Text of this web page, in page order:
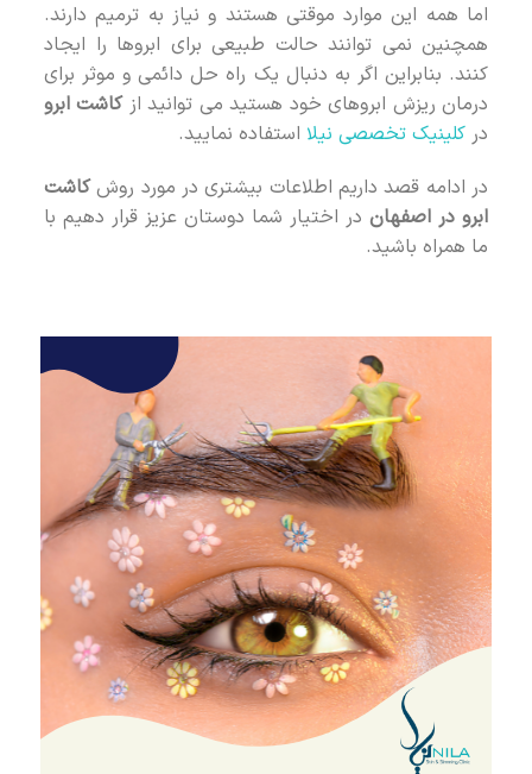
اما همه این موارد موقتی هستند و نیاز به ترمیم دارند.
همچنین نمی‌ توانند حالت طبیعی برای ابروها را ایجاد
کنند. بنابراین اگر به دنبال یک راه حل دائمی و موثر برای
درمان ریزش ابروهای خود هستید می توانید ازکاشت ابرو
در کلینیک تخصصی نیلا استفاده نمایید.
در ادامه قصد داریم اطلاعات بیشتری در مورد روشکاشت
ابرو در اصفهان در اختیار شما دوستان عزیز قرار دهیم با
ما همراه باشید.